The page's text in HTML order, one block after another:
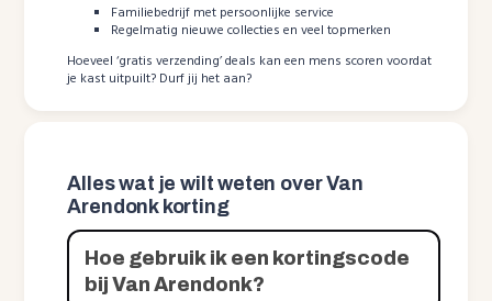
Familiebedrijf met persoonlijke service
Regelmatig nieuwe collecties en veel topmerken
Hoeveel ‘gratis verzending’ deals kan een mens scoren voordat
je kast uitpuilt? Durf jij het aan?
Alles wat je wilt weten over Van
Arendonk korting
Hoe gebruik ik een kortingscode
bij Van Arendonk?